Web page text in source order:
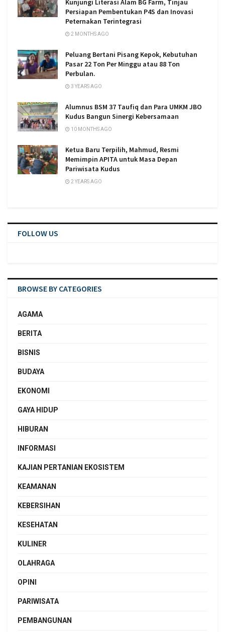
Kunjungi Literasi Alam BG Farm, Tinjau
Persiapan Pembentukan P4S dan Inovasi
Peternakan Terintegrasi
2 MONTHS AGO
Peluang Bertani Pisang Kepok, Kebutuhan
Pasar 22 Ton Per Minggu atau 88 Ton
Perbulan.
3 YEARS AGO
Alumnus BSM 37 Taufiq dan Para UMKM JBO
Kudus Bangun Sinergi Kebersamaan
10 MONTHS AGO
Ketua Baru Terpilih, Mahmud, Resmi
Memimpin APITA untuk Masa Depan
Pariwisata Kudus
2 YEARS AGO
FOLLOW US
BROWSE BY CATEGORIES
AGAMA
BERITA
BISNIS
BUDAYA
EKONOMI
GAYA HIDUP
HIBURAN
INFORMASI
KAJIAN PERTANIAN EKOSISTEM
KEAMANAN
KEBERSIHAN
KESEHATAN
KULINER
OLAHRAGA
OPINI
PARIWISATA
PEMBANGUNAN